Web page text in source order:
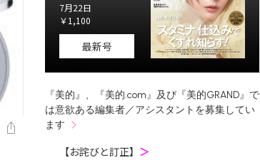
7月22日
￥1,100
最新号
『美的』、『美的.com』及び『美的GRAND』で
は意欲ある編集者／アシスタントを募集してい
ます
【お詫びと訂正】 ＞